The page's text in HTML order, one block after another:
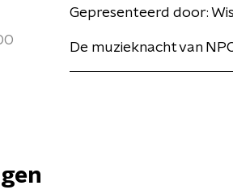
Gepresenteerd door:
De muzieknacht van